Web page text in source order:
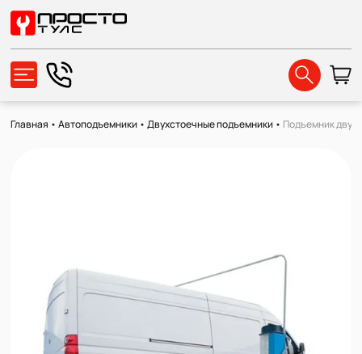
Главная •Автоподъемники •Двухстоечные подъемники • Подъемник